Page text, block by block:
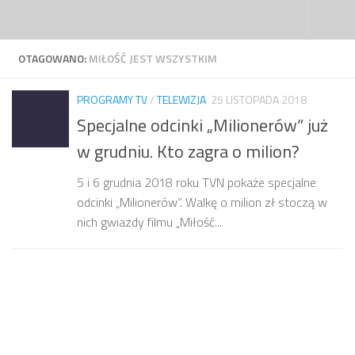
OTAGOWANO:MIŁOŚĆ JEST WSZYSTKIM
PROGRAMY TV/TELEWIZJA 25 LISTOPADA 2018
Specjalne odcinki „Milionerów” już
w grudniu. Kto zagra o milion?
5 i 6 grudnia 2018 roku TVN pokaże specjalne
odcinki „Milionerów”. Walkę o milion zł stoczą w
nich gwiazdy filmu „Miłość...